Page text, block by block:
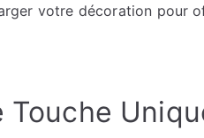
votre décoration pour
Touche